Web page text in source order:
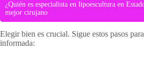
¿Quién es especialista en lipoescultura en
mejor cirujano
Elegir bien es crucial. Sigue estos pasos
informada: